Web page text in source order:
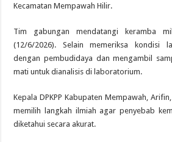
Kecamatan Mempawah Hilir.
Tim gabungan mendatangi keramba
(12/6/2026). Selain memeriksa kondisi
dengan pembudidaya dan mengambil
mati untuk dianalisis di laboratorium.
Kepala DPKPP Kabupaten Mempawah,
memilih langkah ilmiah agar penyebab
diketahui secara akurat.